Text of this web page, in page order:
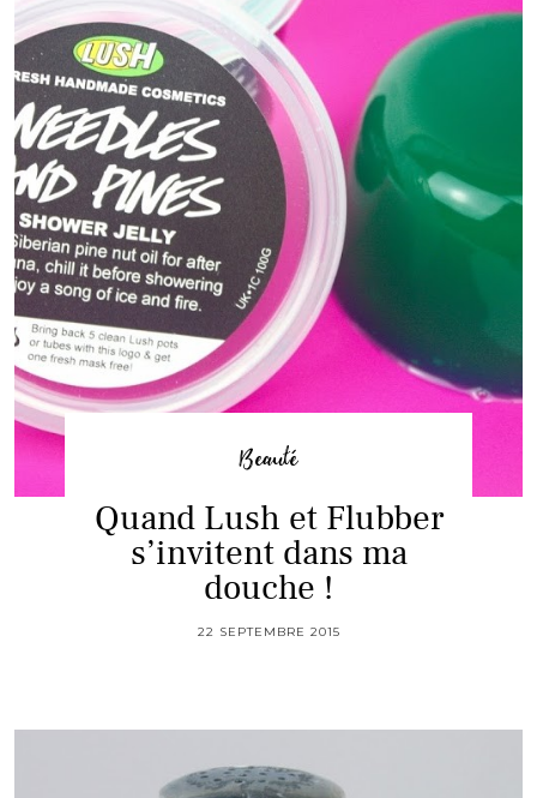
Beauté
Quand Lush et Flubber
s’invitent dans ma
douche !
22 SEPTEMBRE 2015